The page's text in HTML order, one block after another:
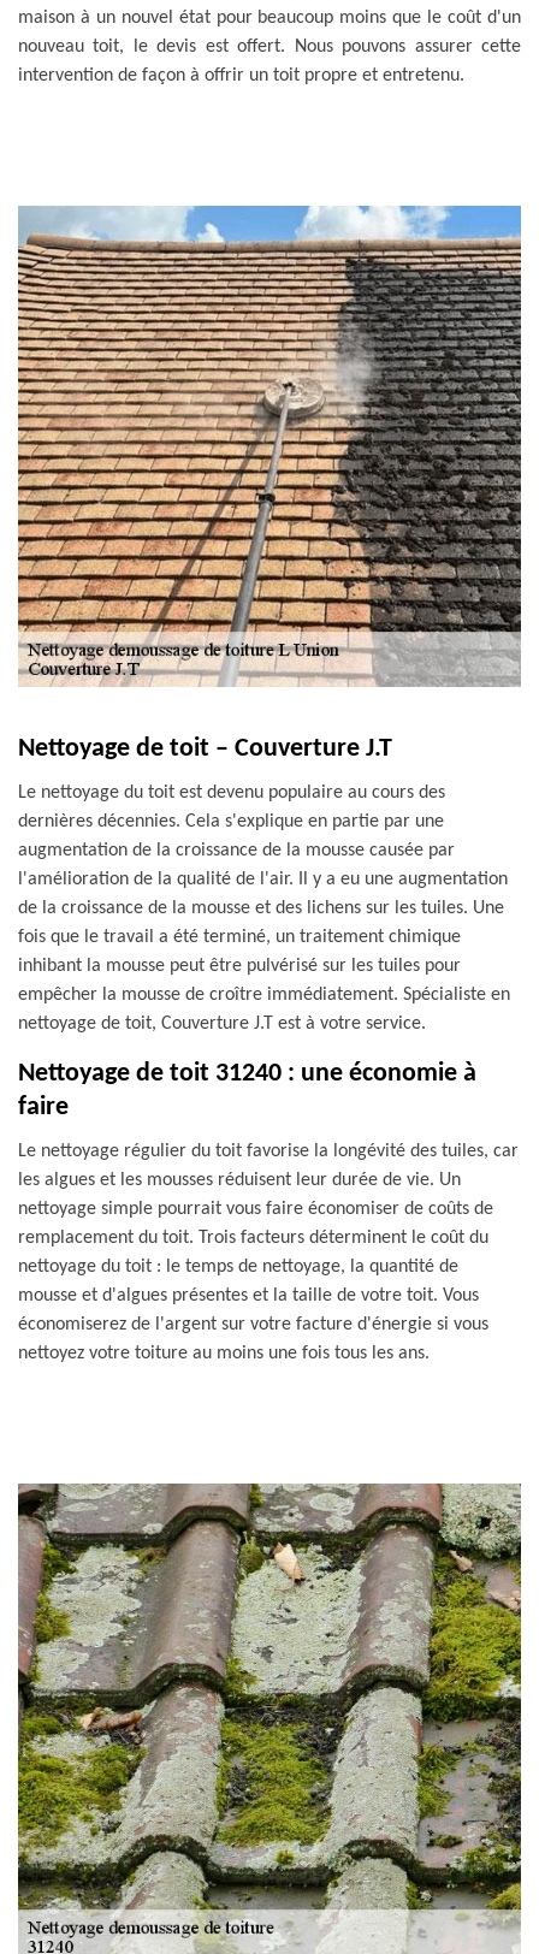
maison à un nouvel état pour beaucoup moins que le coût d'un
nouveau toit, le devis est offert. Nous pouvons assurer cette
intervention de façon à offrir un toit propre et entretenu.
Nettoyage de toit – Couverture J.T
Le nettoyage du toit est devenu populaire au cours des
dernières décennies. Cela s'explique en partie par une
augmentation de la croissance de la mousse causée par
l'amélioration de la qualité de l'air. Il y a eu une augmentation
de la croissance de la mousse et des lichens sur les tuiles. Une
fois que le travail a été terminé, un traitement chimique
inhibant la mousse peut être pulvérisé sur les tuiles pour
empêcher la mousse de croître immédiatement. Spécialiste en
nettoyage de toit, Couverture J.T est à votre service.
Nettoyage de toit 31240 : une économie à
faire
Le nettoyage régulier du toit favorise la longévité des tuiles, car
les algues et les mousses réduisent leur durée de vie. Un
nettoyage simple pourrait vous faire économiser de coûts de
remplacement du toit. Trois facteurs déterminent le coût du
nettoyage du toit : le temps de nettoyage, la quantité de
mousse et d'algues présentes et la taille de votre toit. Vous
économiserez de l'argent sur votre facture d'énergie si vous
nettoyez votre toiture au moins une fois tous les ans.